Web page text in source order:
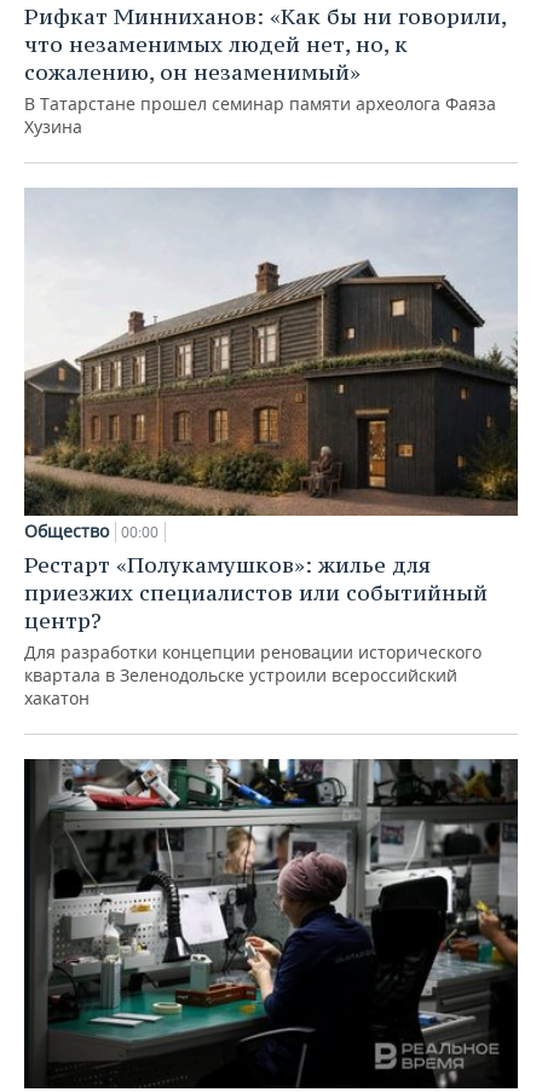
Рифкат Минниханов: «Как бы ни говорили,
что незаменимых людей нет, но, к
сожалению, он незаменимый»
В Татарстане прошел семинар памяти археолога Фаяза
Хузина
Общество 00:00
Рестарт «Полукамушков»: жилье для
приезжих специалистов или событийный
центр?
Для разработки концепции реновации исторического
квартала в Зеленодольске устроили всероссийский
хакатон